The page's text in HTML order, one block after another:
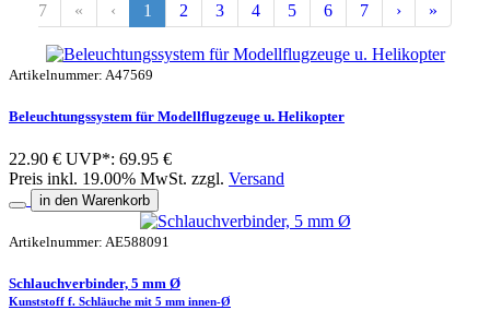
7
« ‹ 1 2 3 4 5 6 7 › »
Artikelnummer: A47569
Beleuchtungssystem für Modellflugzeuge u. Helikopter
22.90 € UVP*: 69.95 €
Preis inkl. 19.00% MwSt. zzgl. Versand
in den Warenkorb
Artikelnummer: AE588091
Schlauchverbinder, 5 mm Ø
Kunststoff f. Schläuche mit 5 mm innen-Ø